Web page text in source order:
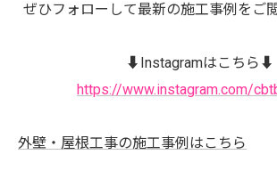
ぜひフォローして最新の施工事例をご
⬇️Instagramはこちら⬇️
https://www.instagram.com/
外壁・屋根工事の施工事例はこちら